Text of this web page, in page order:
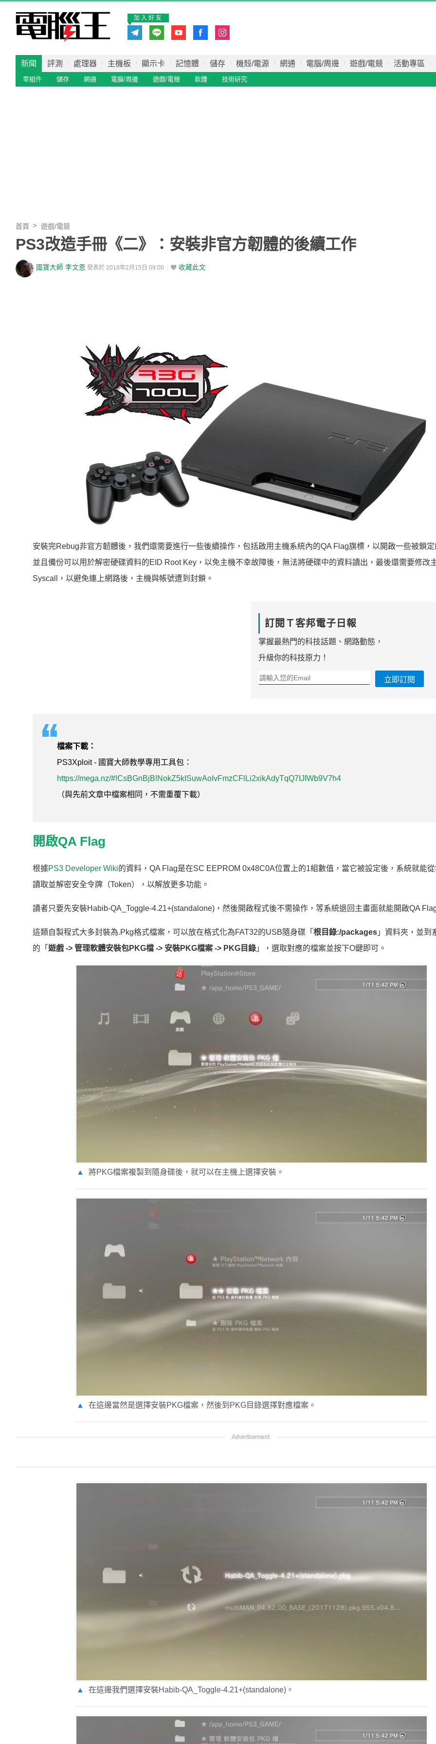
加入好友
新聞 評測 處理器 主機板 顯示卡 記憶體 儲存 機殼/電源 網通 電腦/周邊 遊戲/電競 活動專區
零組件 儲存 網通 電腦/周邊 遊戲/電競 軟體 技術研究
首頁 遊戲/電競
PS3改造手冊《二》：安裝非官方韌體的後續工作
國寶大師 李文恩 發表於 2018年2月15日 09:00 收藏此文
安裝完Rebug非官方韌體後，我們還需要進行一些後續操作，包括啟用主機系統內的QA Flag旗標，以開啟一些被鎖定
並且備份可以用於解密硬碟資料的EID Root Key，以免主機不幸故障後，無法將硬碟中的資料讀出，最後還需要修改
Syscall，以避免連上網路後，主機與帳號遭到封鎖。
訂閱Ｔ客邦電子日報
掌握最熱門的科技話題、網路動態，
升級你的科技原力！
立即訂閱
檔案下載：
PS3Xploit - 國寶大師教學專用工具包：
https://mega.nz/#!CsBGnBjB!NokZ5kISuwAoIvFmzCFlLi2xikAdyTqQ7IJIWb9V7h4
（與先前文章中檔案相同，不需重覆下載）
開啟QA Flag
根據PS3 Developer Wiki的資料，QA Flag是在SC EEPROM 0x48C0A位置上的1組數值，當它被設定後，系統就能
讀取並解密安全令牌（Token），以解放更多功能。
讀者只要先安裝Habib-QA_Toggle-4.21+(standalone)，然後開啟程式後不需操作，等系統退回主畫面就能開啟QA
這類自製程式大多封裝為.Pkg格式檔案，可以放在格式化為FAT32的USB隨身碟「 根目錄:/packages 」資料夾，並到
的「 遊戲 -> 管理軟體安裝包PKG檔 -> 安裝PKG檔案 -> PKG目錄 」，選取對應的檔案並按下O鍵即可。
▲ 將PKG檔案複製到隨身碟後，就可以在主機上選擇安裝。
▲ 在這邊當然是選擇安裝PKG檔案，然後到PKG目錄選擇對應檔案。
▲ 在這邊我們選擇安裝Habib-QA_Toggle-4.21+(standalone)。